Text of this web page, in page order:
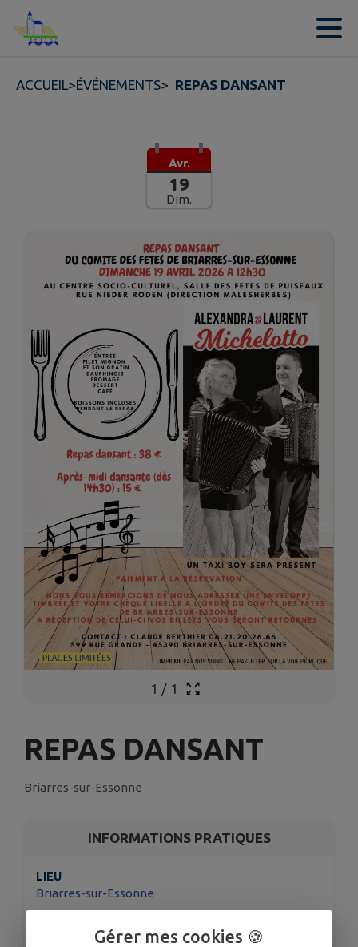
Contenu
ACCUEIL>ÉVÉNEMENTS> REPAS DANSANT
Avr.
19
Dim.
1 / 1
REPAS DANSANT
Briarres-sur-Essonne
INFORMATIONS PRATIQUES
LIEU
Briarres-sur-Essonne
Le dim. 19 avr.Gérer mes cookies 🍪